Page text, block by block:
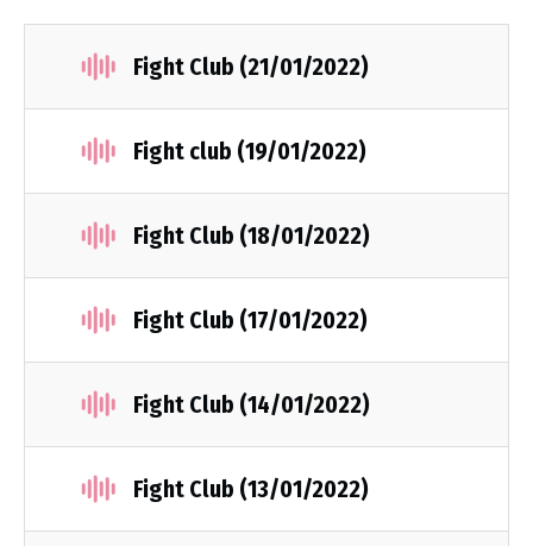
Fight Club (21/01/2022)
Fight club (19/01/2022)
Fight Club (18/01/2022)
Fight Club (17/01/2022)
Fight Club (14/01/2022)
Fight Club (13/01/2022)